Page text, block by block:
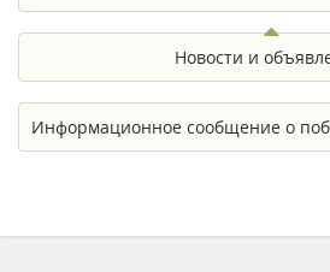
Новости и
Информационное сообщение о